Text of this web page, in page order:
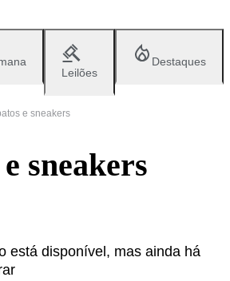
Leilões
Destaques
e sneakers
sneakers
está disponível, mas ainda há